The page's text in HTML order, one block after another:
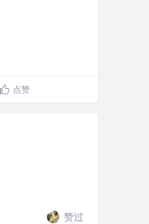
点赞
赞过